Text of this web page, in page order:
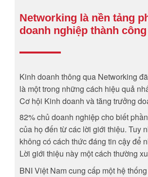
Networking là nền tảng
doanh nghiệp thành công
Kinh doanh thông qua Networking
là một trong những cách hiệu quả
Cơ hội Kinh doanh và tăng trưởng
82% chủ doanh nghiệp cho biết
của họ đến từ các lời giới thiệu. Tuy
không có cách thức đáng tin cậy để
Lời giới thiệu này một cách thường
BNI Việt Nam cung cấp một hệ